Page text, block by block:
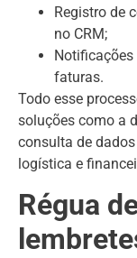
Registro de
no CRM;
faturas.
Todo esse
soluções como a
consulta de
logística e
Régua